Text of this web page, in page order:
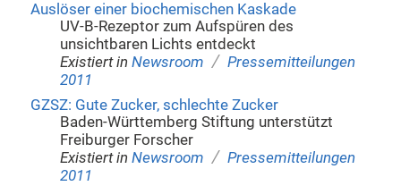
Auslöser einer biochemischen Kaskade
UV-B-Rezeptor zum Aufspüren des
unsichtbaren Lichts entdeckt
Existiert in Newsroom / Pressemitteilungen
2011
GZSZ: Gute Zucker, schlechte Zucker
Baden-Württemberg Stiftung unterstützt
Freiburger Forscher
Existiert in Newsroom / Pressemitteilungen
2011